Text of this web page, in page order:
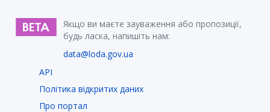
Якщо ви маєте зауваження або пропозиції,
будь ласка, напишіть нам:
data@loda.gov.ua
API
Політика відкритих даних
Про портал